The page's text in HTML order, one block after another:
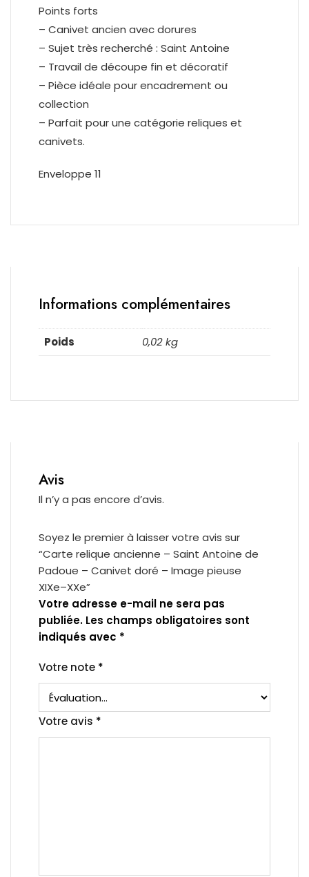
Points forts
– Canivet ancien avec dorures
– Sujet très recherché : Saint Antoine
– Travail de découpe fin et décoratif
– Pièce idéale pour encadrement ou
collection
– Parfait pour une catégorie reliques et
canivets.
Enveloppe 11
Informations complémentaires
Poids 0,02 kg
Avis
Il n’y a pas encore d’avis.
Soyez le premier à laisser votre avis sur
“Carte relique ancienne – Saint Antoine de
Padoue – Canivet doré – Image pieuse
XIXe–XXe”
Votre adresse e-mail ne sera pas
publiée. Les champs obligatoires sont
indiqués avec *
Votre note *
Votre avis *